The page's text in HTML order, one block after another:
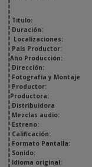
Titulo:
Duración:
Localizaciones:
País Productor:
Año Producción:
Dirección:
Fotografía y Montaje
Productor:
Productora:
Distribuidora
Mezclas audio:
Estreno:
Calificación:
Formato Pantalla:
Sonido:
Idioma original: